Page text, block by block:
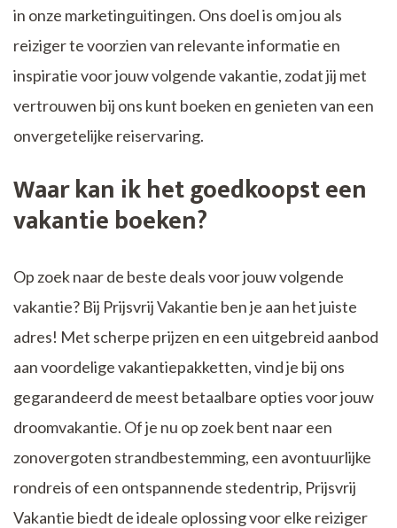
in onze marketinguitingen. Ons doel is om jou als
reiziger te voorzien van relevante informatie en
inspiratie voor jouw volgende vakantie, zodat jij met
vertrouwen bij ons kunt boeken en genieten van een
onvergetelijke reiservaring.
Waar kan ik het goedkoopst een
vakantie boeken?
Op zoek naar de beste deals voor jouw volgende
vakantie? Bij Prijsvrij Vakantie ben je aan het juiste
adres! Met scherpe prijzen en een uitgebreid aanbod
aan voordelige vakantiepakketten, vind je bij ons
gegarandeerd de meest betaalbare opties voor jouw
droomvakantie. Of je nu op zoek bent naar een
zonovergoten strandbestemming, een avontuurlijke
rondreis of een ontspannende stedentrip, Prijsvrij
Vakantie biedt de ideale oplossing voor elke reiziger